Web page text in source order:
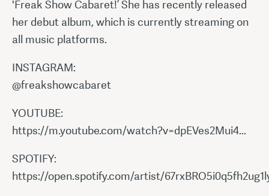
'Freak Show Cabaret!’ She has recently released
her debut album, which is currently streaming on
all music platforms.
INSTAGRAM:
@freakshowcabaret
YOUTUBE:
https://m.youtube.com/watch?v=dpEVes2Mui4...
SPOTIFY:
https://open.spotify.com/artist/